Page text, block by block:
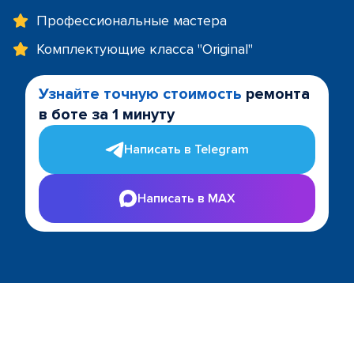
Профессиональные мастера
Комплектующие класса "Original"
Узнайте точную стоимость ремонта
в боте за 1 минуту
Написать в Telegram
Написать в MAX